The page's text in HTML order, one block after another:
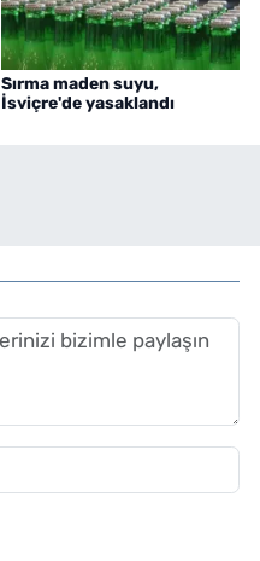
Sırma maden suyu,
İsviçre'de yasaklandı